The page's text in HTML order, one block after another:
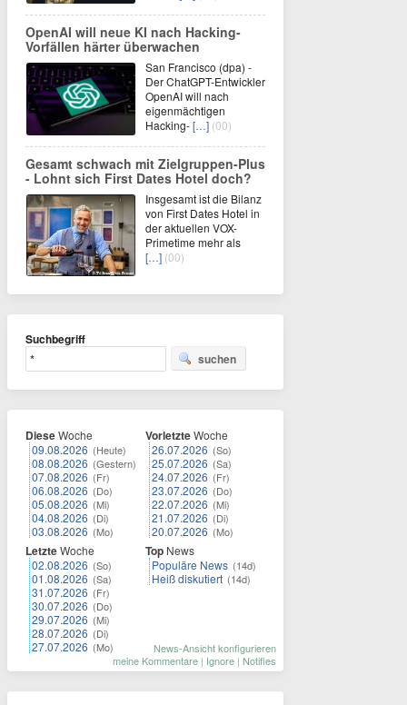
OpenAI will neue KI nach Hacking-
Vorfällen härter überwachen
San Francisco (dpa) -
Der ChatGPT-Entwickler
OpenAI will nach
eigenmächtigen
Hacking-[…] (00)
Gesamt schwach mit Zielgruppen-Plus
- Lohnt sich First Dates Hotel doch?
Insgesamt ist die Bilanz
von First Dates Hotel in
der aktuellen VOX-
Primetime mehr als
[…] (00)
Suchbegriff
suchen
DieseWoche
09.08.2026 (Heute)
08.08.2026 (Gestern)
07.08.2026 (Fr)
06.08.2026 (Do)
05.08.2026 (Mi)
04.08.2026 (Di)
03.08.2026 (Mo)
LetzteWoche
02.08.2026 (So)
01.08.2026 (Sa)
31.07.2026 (Fr)
30.07.2026 (Do)
29.07.2026 (Mi)
28.07.2026 (Di)
27.07.2026 (Mo)
VorletzteWoche
26.07.2026 (So)
25.07.2026 (Sa)
24.07.2026 (Fr)
23.07.2026 (Do)
22.07.2026 (Mi)
21.07.2026 (Di)
20.07.2026 (Mo)
Top News
Populäre News (14d)
Heiß diskutiert (14d)
News-Ansicht konfigurieren
meine Kommentare | Ignore | Notifies